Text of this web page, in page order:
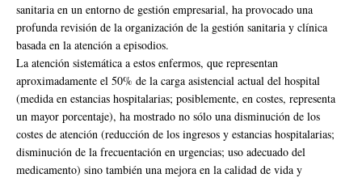
sanitaria en un entorno de gestión empresarial, ha provocado una
profunda revisión de la organización de la gestión sanitaria y clínica
basada en la atención a episodios.
La atención sistemática a estos enfermos, que representan
aproximadamente el 50% de la carga asistencial actual del hospital
(medida en estancias hospitalarias; posiblemente, en costes, representa
un mayor porcentaje), ha mostrado no sólo una disminución de los
costes de atención (reducción de los ingresos y estancias hospitalarias;
disminución de la frecuentación en urgencias; uso adecuado del
medicamento) sino también una mejora en la calidad de vida y